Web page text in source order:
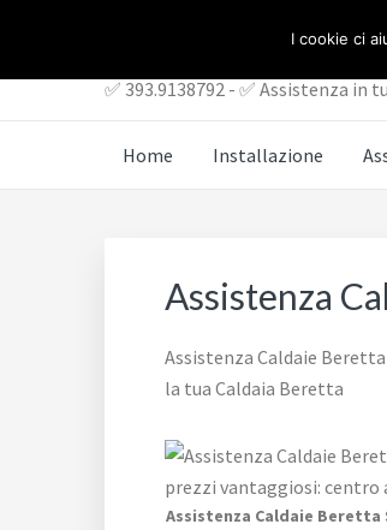
contenuto
piè
✅ 393.9138792 - ✅ Assistenza in
Home Installazione
Assistenza
Assistenza Caldaie
la tua Caldaia Beretta
Assistenza Caldaie
I cookie ci